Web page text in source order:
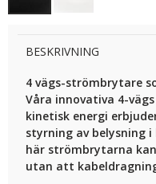
BESKRIVNING
4 vägs-strömbrytare
Våra innovativa 4-
kinetisk energi
styrning av belysning
här strömbrytarna
utan att